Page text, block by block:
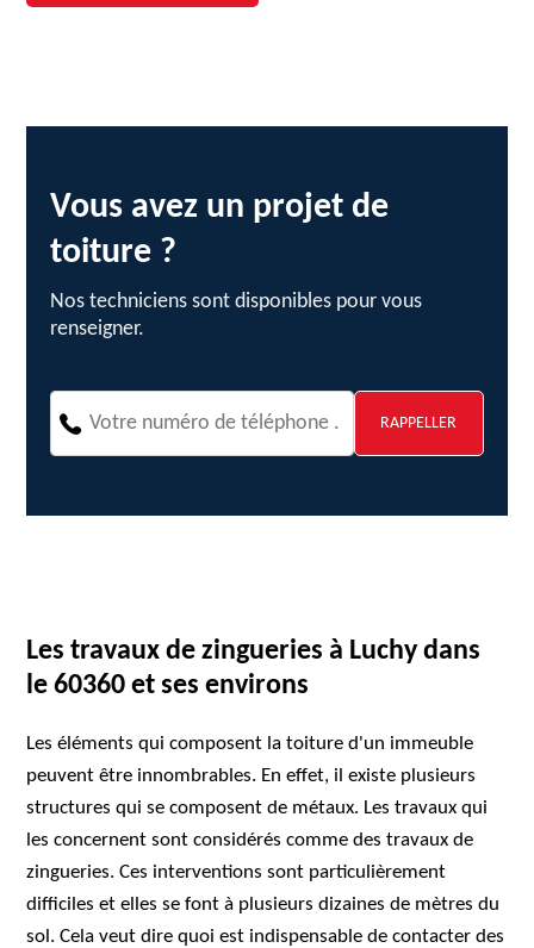
Vous avez un projet de
toiture ?
Nos techniciens sont disponibles pour vous
renseigner.
Les travaux de zingueries à Luchy dans
le 60360 et ses environs
Les éléments qui composent la toiture d'un immeuble
peuvent être innombrables. En effet, il existe plusieurs
structures qui se composent de métaux. Les travaux qui
les concernent sont considérés comme des travaux de
zingueries. Ces interventions sont particulièrement
difficiles et elles se font à plusieurs dizaines de mètres du
sol. Cela veut dire quoi est indispensable de contacter des